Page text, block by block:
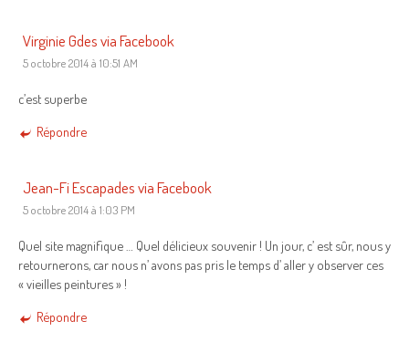
Virginie Gdes via Facebook
5 octobre 2014 à 10:51 AM
c’est superbe
Répondre
Jean-Fi Escapades via Facebook
5 octobre 2014 à 1:03 PM
Quel site magnifique … Quel délicieux souvenir ! Un jour, c’ est sûr, nous y
retournerons, car nous n’ avons pas pris le temps d’ aller y observer ces
« vieilles peintures » !
Répondre